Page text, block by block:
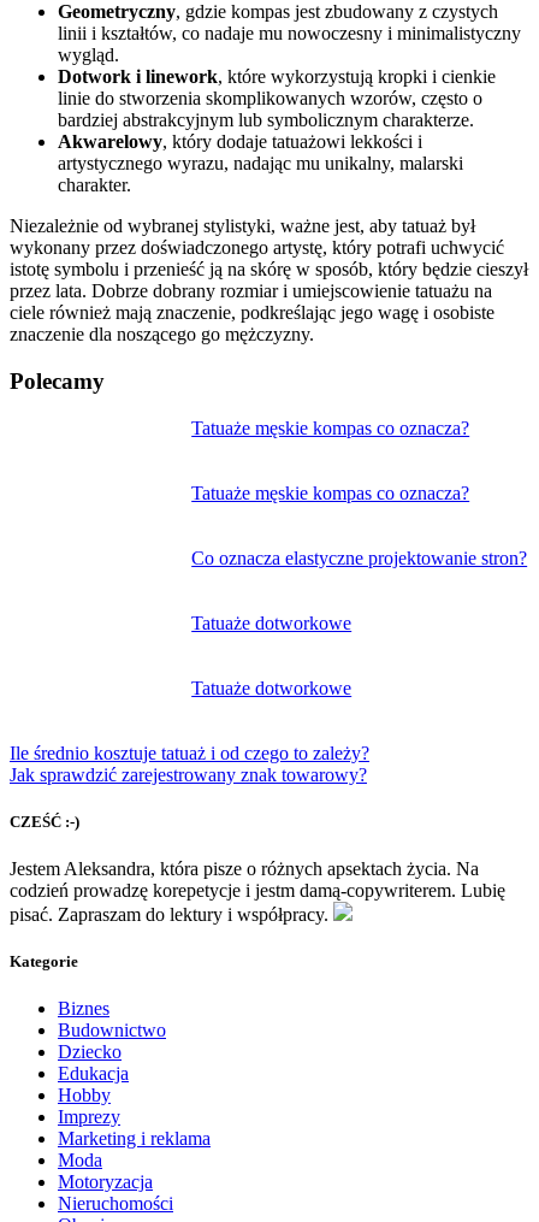
Geometryczny, gdzie kompas jest zbudowany z czystych
linii i kształtów, co nadaje mu nowoczesny i minimalistyczny
wygląd.
Dotwork i linework, które wykorzystują kropki i cienkie
linie do stworzenia skomplikowanych wzorów, często o
bardziej abstrakcyjnym lub symbolicznym charakterze.
Akwarelowy, który dodaje tatuażowi lekkości i
artystycznego wyrazu, nadając mu unikalny, malarski
charakter.
Niezależnie od wybranej stylistyki, ważne jest, aby tatuaż był
wykonany przez doświadczonego artystę, który potrafi uchwycić
istotę symbolu i przenieść ją na skórę w sposób, który będzie cieszył
przez lata. Dobrze dobrany rozmiar i umiejscowienie tatuażu na
ciele również mają znaczenie, podkreślając jego wagę i osobiste
znaczenie dla noszącego go mężczyzny.
Polecamy
Tatuaże męskie kompas co oznacza?
Tatuaże męskie kompas co oznacza?
Co oznacza elastyczne projektowanie stron?
Tatuaże dotworkowe
Tatuaże dotworkowe
Ile średnio kosztuje tatuaż i od czego to zależy?
Jak sprawdzić zarejestrowany znak towarowy?
CZEŚĆ :-)
Jestem Aleksandra, która pisze o różnych apsektach życia. Na
codzień prowadzę korepetycje i jestm damą-copywriterem. Lubię
pisać. Zapraszam do lektury i współpracy.
Kategorie
Biznes
Budownictwo
Dziecko
Edukacja
Hobby
Imprezy
Marketing i reklama
Moda
Motoryzacja
Nieruchomości